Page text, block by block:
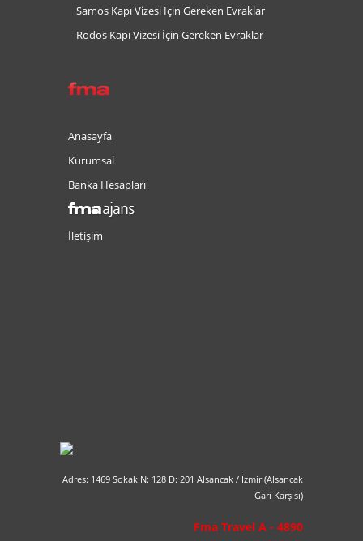
Samos Kapı Vizesi İçin Gereken Evraklar
Rodos Kapı Vizesi İçin Gereken Evraklar
Anasayfa
Kurumsal
Banka Hesapları
İletişim
Adres: 1469 Sokak N: 128 D: 201 Alsancak / İzmir (Alsancak
Garı Karşısı)
Fma Travel A - 4890